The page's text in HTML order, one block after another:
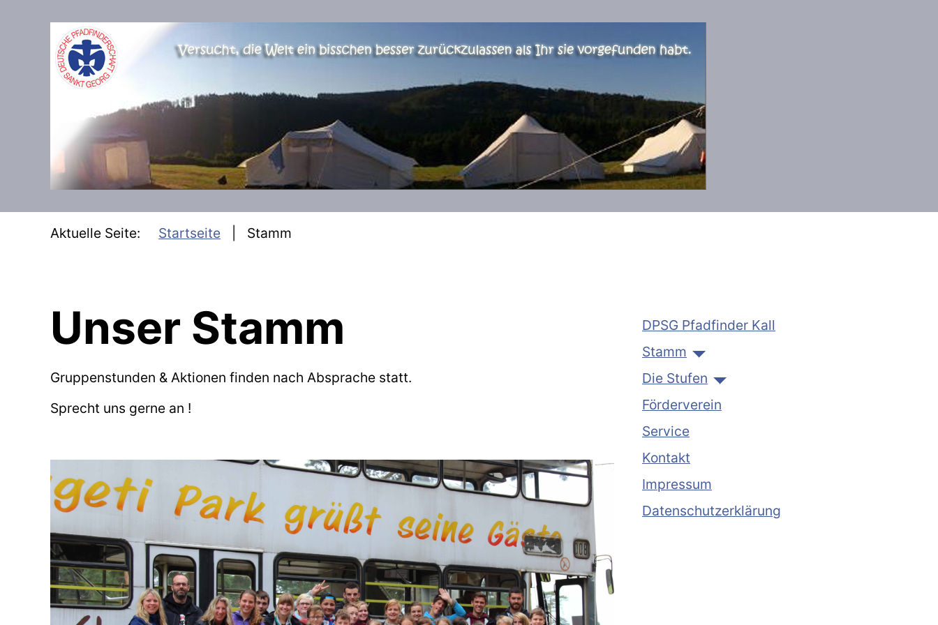
SKIP TO MAIN CONTENT
Aktuelle Seite: Startseite Stamm
Unser Stamm
Gruppenstunden & Aktionen finden nach Absprache statt.
Sprecht uns gerne an !
DPSG Pfadfinder Kall
Stamm
Die Stufen
Förderverein
Service
Kontakt
Impressum
Datenschutzerklärung